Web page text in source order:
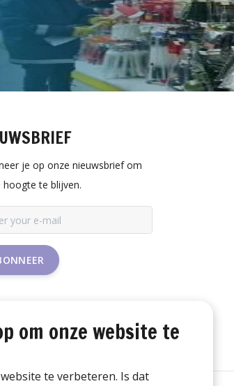
je op onze nieuwsbrief om
hoogte te blijven.
om onze website te
te verbeteren. Is dat